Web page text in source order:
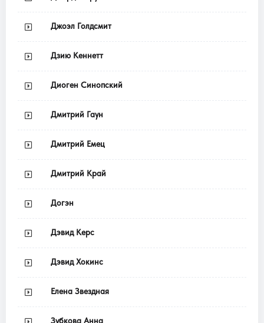
Джоэл Голдсмит
Дзию Кеннетт
Диоген Синопский
Дмитрий Гаун
Дмитрий Емец
Дмитрий Край
Догэн
Дэвид Керс
Дэвид Хокинс
Елена Звездная
Зубкова Анна